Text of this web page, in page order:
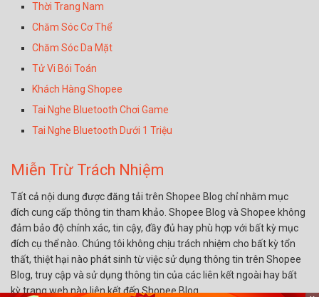
Thời Trang Nam
Chăm Sóc Cơ Thể
Chăm Sóc Da Mặt
Tử Vi Bói Toán
Khách Hàng Shopee
Tai Nghe Bluetooth Chơi Game
Tai Nghe Bluetooth Dưới 1 Triệu
Miễn Trừ Trách Nhiệm
Tất cả nội dung được đăng tải trên Shopee Blog chỉ nhằm mục
đích cung cấp thông tin tham khảo. Shopee Blog và Shopee không
đảm bảo độ chính xác, tin cậy, đầy đủ hay phù hợp với bất kỳ mục
đích cụ thể nào. Chúng tôi không chịu trách nhiệm cho bất kỳ tổn
thất, thiệt hại nào phát sinh từ việc sử dụng thông tin trên Shopee
Blog, truy cập và sử dụng thông tin của các liên kết ngoài hay bất
kỳ trang web nào liên kết đến Shopee Blog.